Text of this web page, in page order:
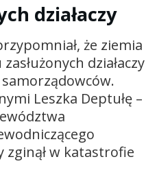
działaczy
że ziemia
działaczy
Leszka Deptułę –
zginął w katastrofie